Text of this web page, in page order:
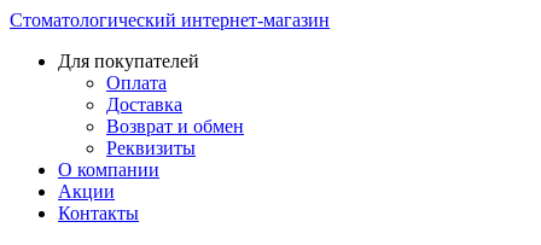
Стоматологический интернет-магазин
Для покупателей
Оплата
Доставка
Возврат и обмен
Реквизиты
О компании
Акции
Контакты